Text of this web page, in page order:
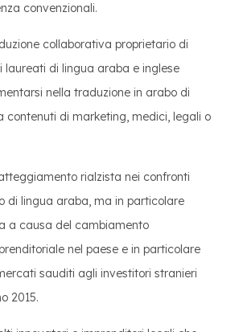
convenzionali.
collaborativa proprietario di
laureati di lingua araba e inglese
nella traduzione in arabo di
contenuti di marketing, medici, legali o
rialzista nei confronti
di lingua araba, ma in particolare
a causa del cambiamento
nel paese e in particolare
sauditi agli investitori stranieri
2015.